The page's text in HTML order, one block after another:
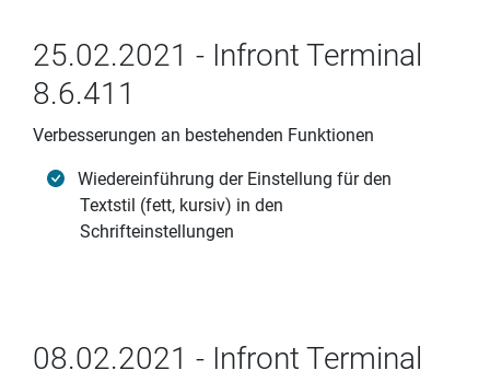
25.02.2021 - Infront Terminal
8.6.411
Verbesserungen an bestehenden Funktionen
Wiedereinführung der Einstellung für den
Textstil (fett, kursiv) in den
Schrifteinstellungen
08.02.2021 - Infront Terminal